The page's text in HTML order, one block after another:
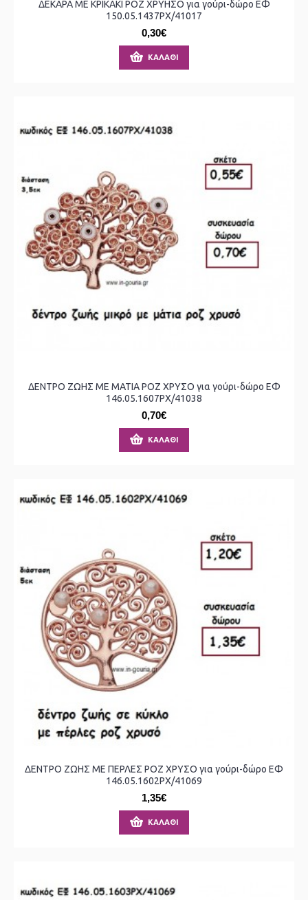
ΔΕΚΑΡΑ ΜΕ ΚΡΙΚΑΚΙ ΡΟΖ ΧΡΥΗΣΟ για γούρι-δώρο ΕΦ
150.05.1437ΡΧ/41017
0,30€
ΚΑΛΆΘΙ
ΔΕΝΤΡΟ ΖΩΗΣ ΜΕ ΜΑΤΙΑ ΡΟΖ ΧΡΥΣΟ για γούρι-δώρο ΕΦ
146.05.1607ΡΧ/41038
0,70€
ΚΑΛΆΘΙ
ΔΕΝΤΡΟ ΖΩΗΣ ΜΕ ΠΕΡΛΕΣ ΡΟΖ ΧΡΥΣΟ για γούρι-δώρο ΕΦ
146.05.1602ΡΧ/41069
1,35€
ΚΑΛΆΘΙ